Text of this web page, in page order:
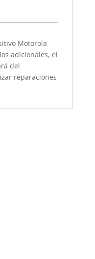
Motorola
adicionales, el
del
reparaciones